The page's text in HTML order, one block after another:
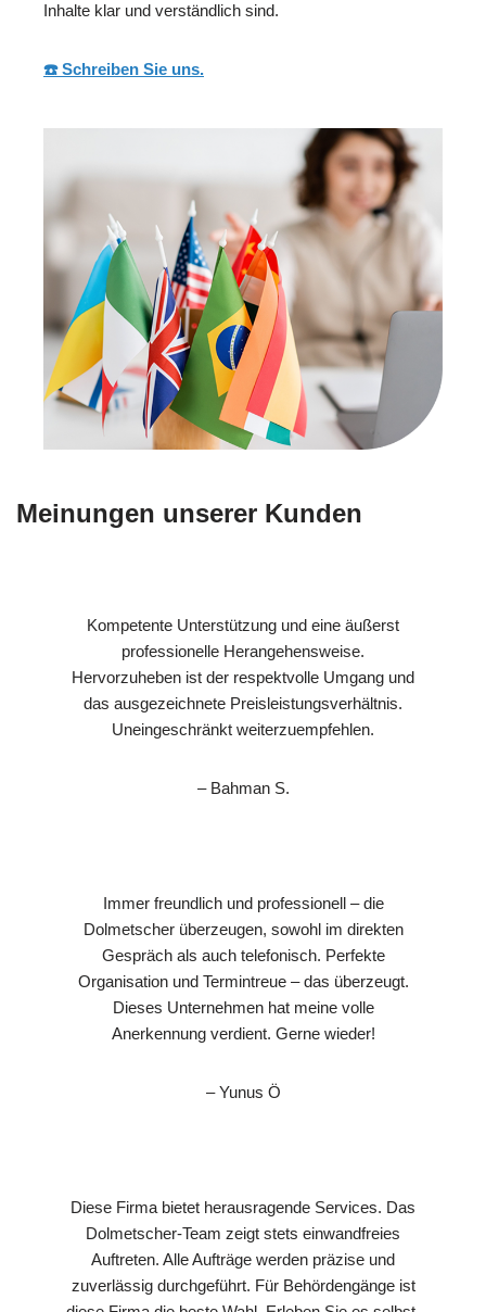
Inhalte klar und verständlich sind.
☎️ Schreiben Sie uns.
Meinungen unserer Kunden
Kompetente Unterstützung und eine äußerst
professionelle Herangehensweise.
Hervorzuheben ist der respektvolle Umgang und
das ausgezeichnete Preisleistungsverhältnis.
Uneingeschränkt weiterzuempfehlen.
– Bahman S.
Immer freundlich und professionell – die
Dolmetscher überzeugen, sowohl im direkten
Gespräch als auch telefonisch. Perfekte
Organisation und Termintreue – das überzeugt.
Dieses Unternehmen hat meine volle
Anerkennung verdient. Gerne wieder!
– Yunus Ö
Diese Firma bietet herausragende Services. Das
Dolmetscher-Team zeigt stets einwandfreies
Auftreten. Alle Aufträge werden präzise und
zuverlässig durchgeführt. Für Behördengänge ist